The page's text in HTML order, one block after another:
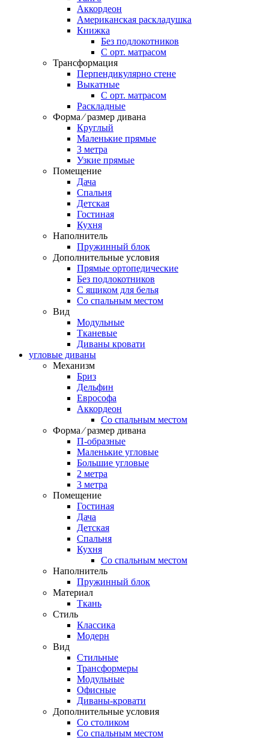
Аккордеон
Американская раскладушка
Книжка
Без подлокотников
С орт. матрасом
Трансформация
Перпендикулярно стене
Выкатные
С орт. матрасом
Раскладные
Форма ⁄ размер дивана
Круглый
Маленькие прямые
3 метра
Узкие прямые
Помещение
Дача
Спальня
Детская
Гостиная
Кухня
Наполнитель
Пружинный блок
Дополнительные условия
Прямые ортопедические
Без подлокотников
С ящиком для белья
Со спальным местом
Вид
Модульные
Тканевые
Диваны кровати
угловые диваны
Механизм
Бриз
Дельфин
Еврософа
Аккордеон
Со спальным местом
Форма ⁄ размер дивана
П-образные
Маленькие угловые
Большие угловые
2 метра
3 метра
Помещение
Гостиная
Дача
Детская
Спальня
Кухня
Со спальным местом
Наполнитель
Пружинный блок
Материал
Ткань
Стиль
Классика
Модерн
Вид
Стильные
Трансформеры
Модульные
Офисные
Диваны-кровати
Дополнительные условия
Со столиком
Со спальным местом